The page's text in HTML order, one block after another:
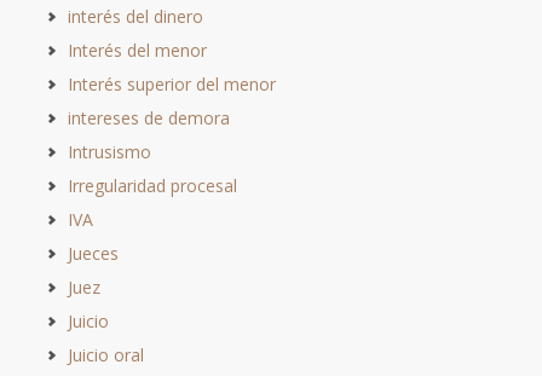
interés del dinero
Interés del menor
Interés superior del menor
intereses de demora
Intrusismo
Irregularidad procesal
IVA
Jueces
Juez
Juicio
Juicio oral